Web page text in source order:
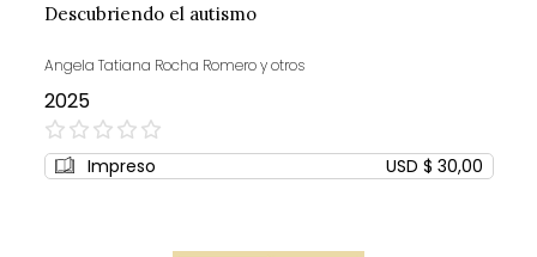
Descubriendo el autismo
Angela Tatiana Rocha Romero y otros
2025
0%
Impreso USD $ 30,00